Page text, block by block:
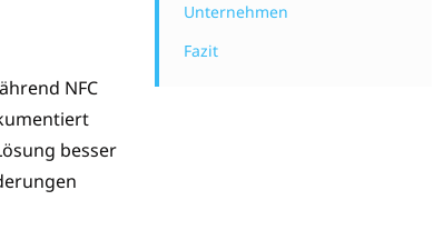
NFC
besser
Unternehmen
Fazit